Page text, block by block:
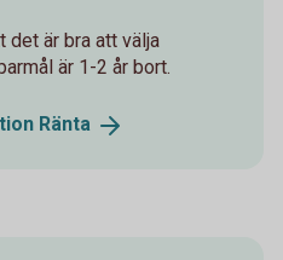
det är bra att välja
är 1-2 år bort.
Ränta